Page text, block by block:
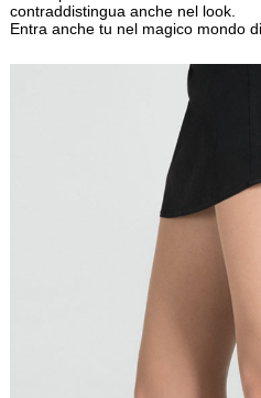
contraddistingua anche nel look.
Entra anche tu nel magico mondo